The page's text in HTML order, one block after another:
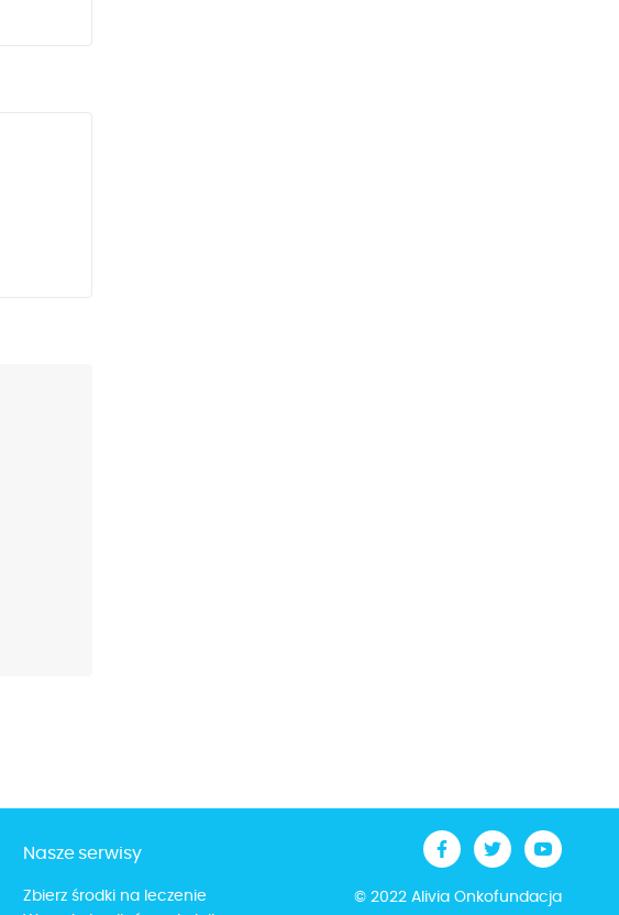
Nasze serwisy
Zbierz środki na leczenie
© 2022 Alivia Onkofundacja